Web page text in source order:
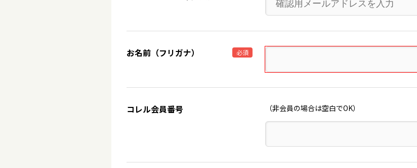
お名前（フリガナ） 必須
コレル会員番号 （非会員の場合は空白でOK）